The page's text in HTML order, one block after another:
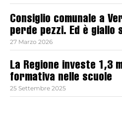
Consiglio comunale a
perde pezzi. Ed è giallo
27 Marzo 2026
La Regione investe 1,3
formativa nelle scuole
25 Settembre 2025